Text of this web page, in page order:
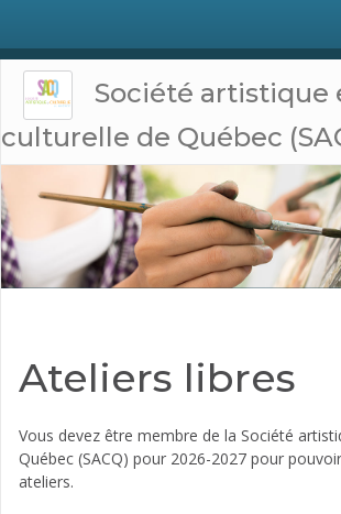
Société artistique
culturelle de Québec
Ateliers libres
Vous devez être membre de la Société
Québec (SACQ) pour 2026-2027 pour
ateliers.